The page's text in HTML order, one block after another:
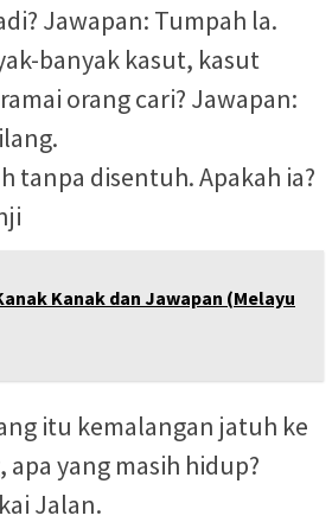
Jawapan: Tumpah la.
banyak kasut, kasut
orang cari? Jawapan:
tanpa disentuh. Apakah ia?
Kanak dan Jawapan (Melayu
itu kemalangan jatuh ke
apa yang masih hidup?
Jalan.